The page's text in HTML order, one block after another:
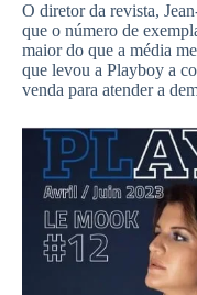
O diretor da revista,
que o número de
maior do que a média
que levou a Playboy a
venda para atender a